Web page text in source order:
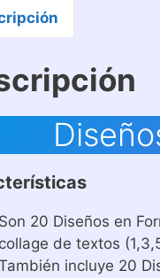
Son 20 Diseños en
collage de textos
incluye 20